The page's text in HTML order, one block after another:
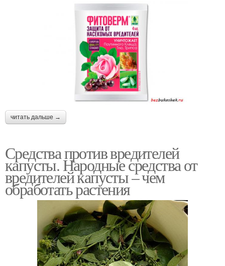
читать дальше →
Средства против вредителей
капусты. Народные средства от
вредителей капусты – чем
обработать растения